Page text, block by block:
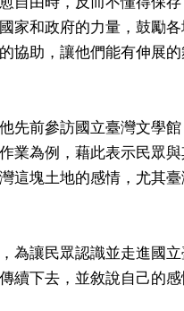
家和政府的力量，鼓勵
協助，讓他們能有伸展
先前參訪國立臺灣文學
業為例，藉此表示民眾
這塊土地的感情，尤其
為讓民眾認識並走進國
續下去，並敘說自己的